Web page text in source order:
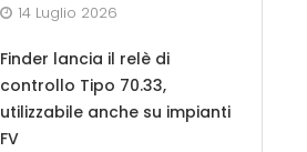
14 Luglio 2026
Finder lancia il relè di
controllo Tipo 70.33,
utilizzabile anche su impianti
FV